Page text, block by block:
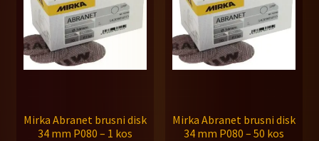
Mirka Abranet brusni disk
34 mm P080 – 1 kos
Mirka Abranet brusni disk
34 mm P080 – 50 kos